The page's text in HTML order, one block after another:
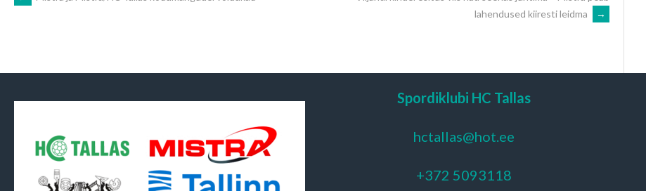
lahendused kiiresti leidma
→
Spordiklubi HC Tallas
hctallas@hot.ee
+372 5093118